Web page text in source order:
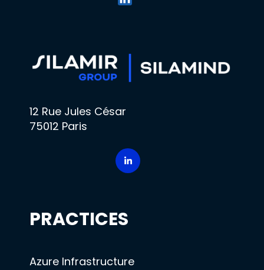
12 Rue Jules César
75012 Paris
PRACTICES
Azure Infrastructure